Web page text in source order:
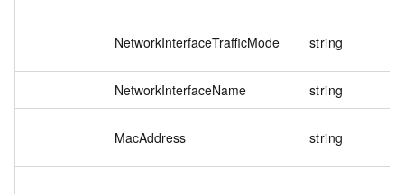
NetworkInterfaceTrafficMode string
NetworkInterfaceName string
MacAddress string